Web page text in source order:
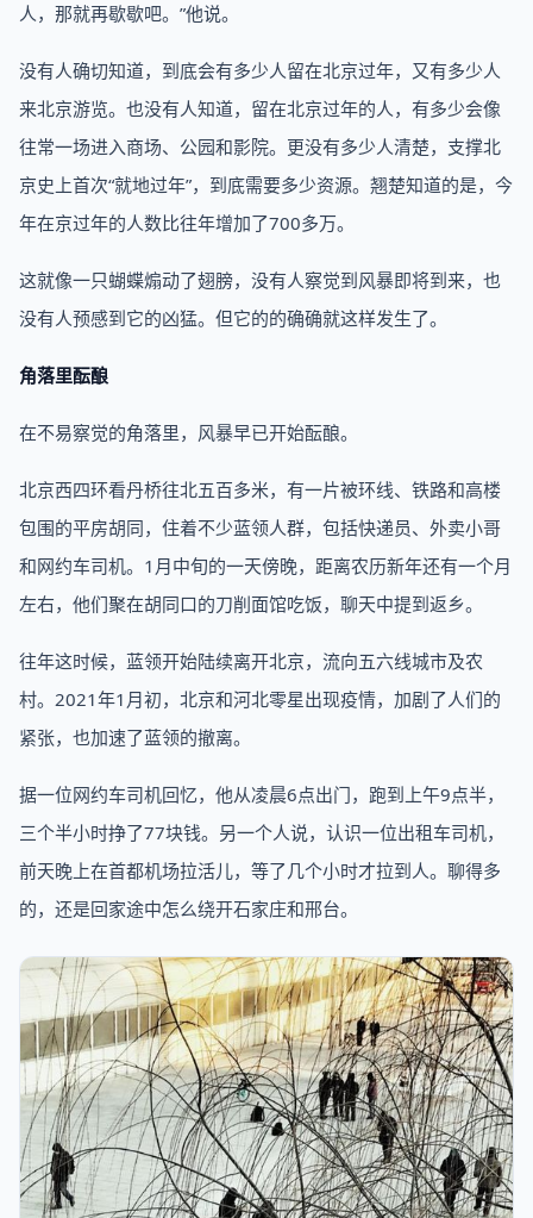
人，那就再歇歇吧。”他说。
没有人确切知道，到底会有多少人留在北京过年，又有多少人
来北京游览。也没有人知道，留在北京过年的人，有多少会像
往常一场进入商场、公园和影院。更没有多少人清楚，支撑北
京史上首次“就地过年”，到底需要多少资源。翘楚知道的是，今
年在京过年的人数比往年增加了700多万。
这就像一只蝴蝶煽动了翅膀，没有人察觉到风暴即将到来，也
没有人预感到它的凶猛。但它的的确确就这样发生了。
角落里酝酿
在不易察觉的角落里，风暴早已开始酝酿。
北京西四环看丹桥往北五百多米，有一片被环线、铁路和高楼
包围的平房胡同，住着不少蓝领人群，包括快递员、外卖小哥
和网约车司机。1月中旬的一天傍晚，距离农历新年还有一个月
左右，他们聚在胡同口的刀削面馆吃饭，聊天中提到返乡。
往年这时候，蓝领开始陆续离开北京，流向五六线城市及农
村。2021年1月初，北京和河北零星出现疫情，加剧了人们的
紧张，也加速了蓝领的撤离。
据一位网约车司机回忆，他从凌晨6点出门，跑到上午9点半，
三个半小时挣了77块钱。另一个人说，认识一位出租车司机，
前天晚上在首都机场拉活儿，等了几个小时才拉到人。聊得多
的，还是回家途中怎么绕开石家庄和邢台。